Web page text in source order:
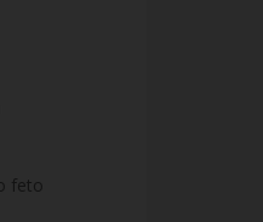
feto